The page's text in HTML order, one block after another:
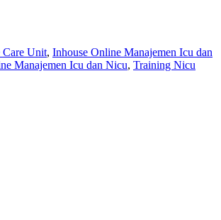
Care Unit, Inhouse Online Manajemen Icu dan
Manajemen Icu dan Nicu, Training Nicu